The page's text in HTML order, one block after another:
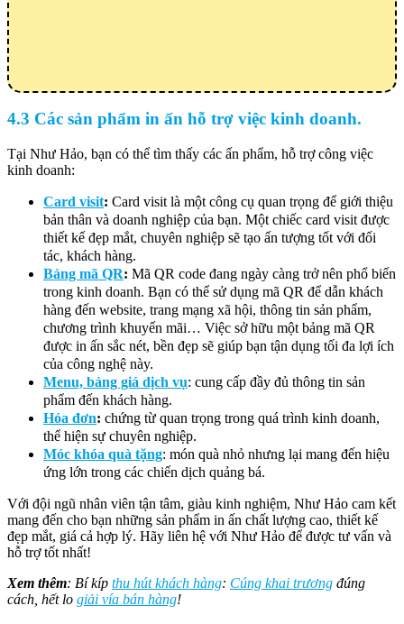
4.3 Các sản phẩm in ấn hỗ trợ việc kinh doanh.
Tại Như Hảo, bạn có thể tìm thấy các ấn phẩm, hỗ trợ công việc
kinh doanh:
Card visit: Card visit là một công cụ quan trọng để giới thiệu
bản thân và doanh nghiệp của bạn. Một chiếc card visit được
thiết kế đẹp mắt, chuyên nghiệp sẽ tạo ấn tượng tốt với đối
tác, khách hàng.
Bảng mã QR: Mã QR code đang ngày càng trở nên phổ biến
trong kinh doanh. Bạn có thể sử dụng mã QR để dẫn khách
hàng đến website, trang mạng xã hội, thông tin sản phẩm,
chương trình khuyến mãi… Việc sở hữu một bảng mã QR
được in ấn sắc nét, bền đẹp sẽ giúp bạn tận dụng tối đa lợi ích
của công nghệ này.
Menu, bảng giá dịch vụ: cung cấp đầy đủ thông tin sản
phẩm đến khách hàng.
Hóa đơn: chứng từ quan trọng trong quá trình kinh doanh,
thể hiện sự chuyên nghiệp.
Móc khóa quà tặng: món quà nhỏ nhưng lại mang đến hiệu
ứng lớn trong các chiến dịch quảng bá.
Với đội ngũ nhân viên tận tâm, giàu kinh nghiệm, Như Hảo cam kết
mang đến cho bạn những sản phẩm in ấn chất lượng cao, thiết kế
đẹp mắt, giá cả hợp lý. Hãy liên hệ với Như Hảo để được tư vấn và
hỗ trợ tốt nhất!
Xem thêm: Bí kíp thu hút khách hàng: Cúng khai trương đúng
cách, hết lo giải vía bán hàng!